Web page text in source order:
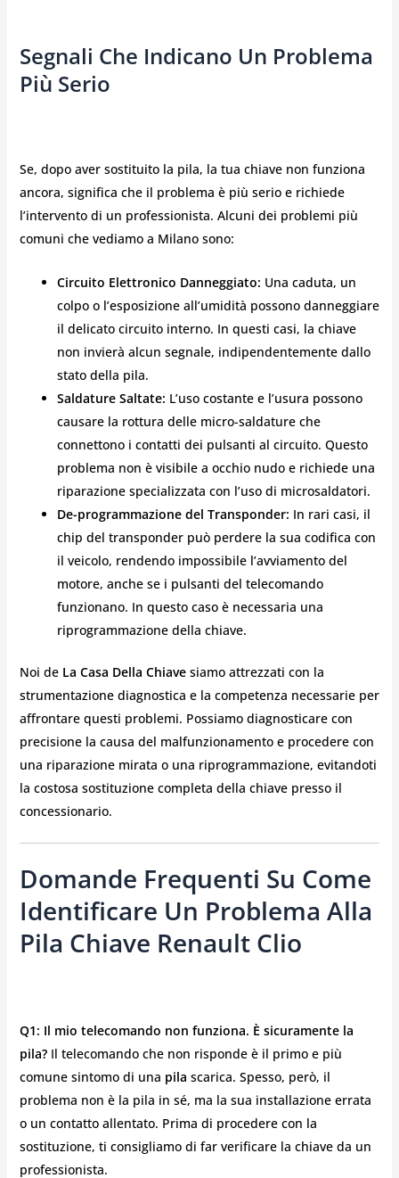
Segnali Che Indicano Un Problema
Più Serio
Se, dopo aver sostituito la pila, la tua chiave non funziona
ancora, significa che il problema è più serio e richiede
l’intervento di un professionista. Alcuni dei problemi più
comuni che vediamo a Milano sono:
Circuito Elettronico Danneggiato: Una caduta, un
colpo o l’esposizione all’umidità possono danneggiare
il delicato circuito interno. In questi casi, la chiave
non invierà alcun segnale, indipendentemente dallo
stato della pila.
Saldature Saltate: L’uso costante e l’usura possono
causare la rottura delle micro-saldature che
connettono i contatti dei pulsanti al circuito. Questo
problema non è visibile a occhio nudo e richiede una
riparazione specializzata con l’uso di microsaldatori.
De-programmazione del Transponder: In rari casi, il
chip del transponder può perdere la sua codifica con
il veicolo, rendendo impossibile l’avviamento del
motore, anche se i pulsanti del telecomando
funzionano. In questo caso è necessaria una
riprogrammazione della chiave.
Noi de La Casa Della Chiavesiamo attrezzati con la
strumentazione diagnostica e la competenza necessarie per
affrontare questi problemi. Possiamo diagnosticare con
precisione la causa del malfunzionamento e procedere con
una riparazione mirata o una riprogrammazione, evitandoti
la costosa sostituzione completa della chiave presso il
concessionario.
Domande Frequenti Su Come
Identificare Un Problema Alla
Pila Chiave Renault Clio
Q1: Il mio telecomando non funziona. È sicuramente la
pila?Il telecomando che non risponde è il primo e più
comune sintomo di una pila scarica. Spesso, però, il
problema non è la pila in sé, ma la sua installazione errata
o un contatto allentato. Prima di procedere con la
sostituzione, ti consigliamo di far verificare la chiave da un
professionista.